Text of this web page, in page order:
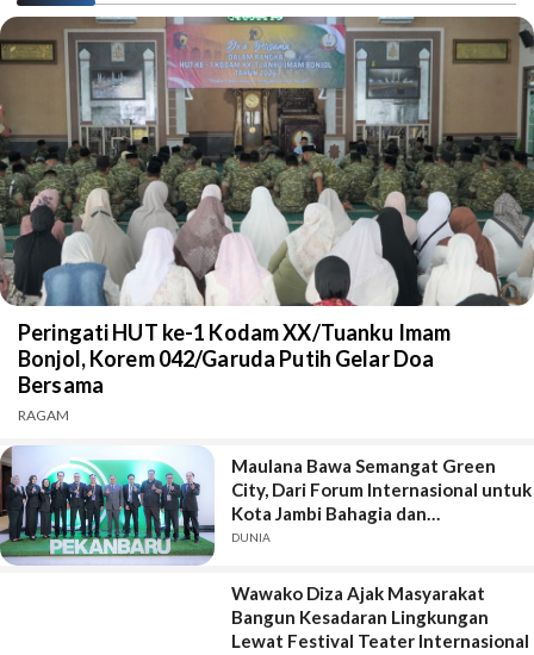
Peringati HUT ke-1 Kodam XX/Tuanku Imam
Bonjol, Korem 042/Garuda Putih Gelar Doa
Bersama
RAGAM
Maulana Bawa Semangat Green
City, Dari Forum Internasional untuk
Kota Jambi Bahagia dan
Berkelanjutan
DUNIA
Wawako Diza Ajak Masyarakat
Bangun Kesadaran Lingkungan
Lewat Festival Teater Internasional